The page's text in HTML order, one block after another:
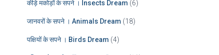
कीड़े मकोड़ों के सपने । Insects Dream (6)
जानवरों के सपने । Animals Dream (18)
पक्षियों के सपने । Birds Dream (4)